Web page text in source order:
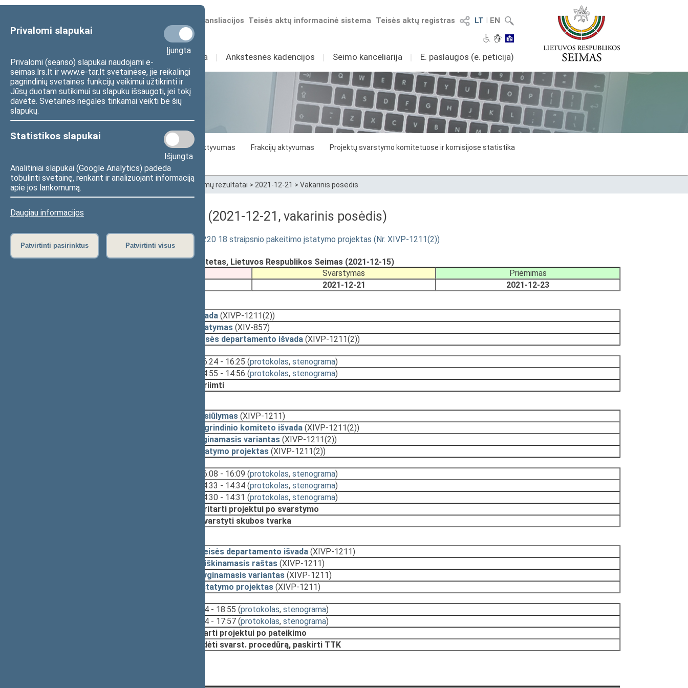
Privalomi slapukai
Įjungta
Privalomi (seanso) slapukai naudojami e-
seimas.lrs.lt ir www.e-tar.lt svetainėse, jie reikalingi
pagrindinių svetainės funkcijų veikimui užtikrinti ir
Jūsų duotam sutikimui su slapuku išsaugoti, jei tokį
davėte. Svetainės negalės tinkamai veikti be šių
slapukų.
Statistikos slapukai
Išjungta
Analitiniai slapukai (Google Analytics) padeda
tobulinti svetainę, renkant ir analizuojant informaciją
apie jos lankomumą.
Daugiau informacijos
Patvirtinti pasirinktus Patvirtinti visus
LT I EN
Teisės aktų registras
Teisės aktų informacinė sistema
Numatomos transliacijos
Sudėtis Veikla I Ankstesnės kadencijos I Seimo kanceliarija I E. paslaugos (e. peticija)
Statistika
Seimo narių aktyvumas Frakcijų aktyvumas
Projektų svarstymo komitetuose ir komisijose statistika
Seimo narių balsavimų rezultatai
Pradžia Seimo narių balsavimų rezultatai > 2021-12-21 > Vakarinis posėdis
Darbotvarkės klausimas (2021-12-21, vakarinis posėdis)
Teisėkūros pagrindų įstatymo Nr. XI-2220 18 straipsnio pakeitimo įstatymo projektas (Nr. XIVP-1211(2))
Pateikė:
Teisės ir teisėtvarkos komitetas, Lietuvos Respublikos Seimas (2021-12-15)
Svarstymas
Priėmimas
2021-12-21 2021-12-23
Išvada (XIVP-1211(2))
Įstatymas (XIV-857)
Teisės departamento išvada (XIVP-1211(2))
16:24 - 16:25 (protokolas, stenograma)
14:55 - 14:56 (protokolas, stenograma)
Priimti
Pasiūlymas (XIVP-1211)
Pagrindinio komiteto išvada (XIVP-1211(2))
Lyginamasis variantas (XIVP-1211(2))
Įstatymo projektas (XIVP-1211(2))
16:08 - 16:09 (protokolas, stenograma)
14:33 - 14:34 (protokolas, stenograma)
14:30 - 14:31 (protokolas, stenograma)
Pritarti projektui po svarstymo
Svarstyti skubos tvarka
Teisės departamento išvada (XIVP-1211)
Aiškinamasis raštas (XIVP-1211)
Lyginamasis variantas (XIVP-1211)
Įstatymo projektas (XIVP-1211)
18:54 - 18:55 (protokolas, stenograma)
17:54 - 17:57 (protokolas, stenograma)
Pritarti projektui po pateikimo
Pradėti svarst. procedūrą, paskirti TTK